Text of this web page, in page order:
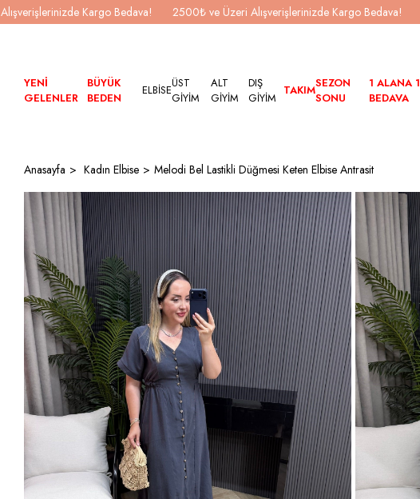
Kargo Bedava! 2500₺ ve Üzeri Alışverişlerinizde Kargo Bedava!
YENİ
GELENLER
BÜYÜK
BEDEN
ELBİSEÜST
GİYİM
ALT
GİYİM
DIŞ
GİYİM TAKIMSEZON
SONU
1 ALANA 1
BEDAVA
Anasayfa Kadın Elbise Melodi Bel Lastikli Düğmesi Keten Elbise Antrasit